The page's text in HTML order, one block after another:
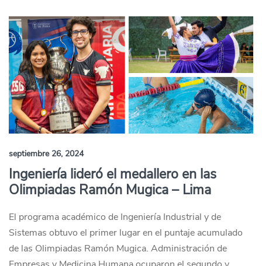
septiembre 26, 2024
Ingeniería lideró el medallero en las
Olimpiadas Ramón Mugica – Lima
El programa académico de Ingeniería Industrial y de
Sistemas obtuvo el primer lugar en el puntaje acumulado
de las Olimpiadas Ramón Mugica. Administración de